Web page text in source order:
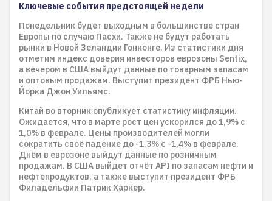
Ключевые события предстоящей недели
Понедельник будет выходным в большинстве стран
Европы по случаю Пасхи. Также не будут работать
рынки в Новой Зеландии Гонконге. Из статистики дня
отметим индекс доверия инвесторов еврозоны Sentix,
а вечером в США выйдут данные по товарным запасам
и оптовым продажам. Выступит президент ФРБ Нью-
Йорка Джон Уильямс.
Китай во вторник опубликует статистику инфляции.
Ожидается, что в марте рост цен ускорился до 1,9% с
1,0% в феврале. Цены производителей могли
сократить своё падение до -1,3% с -1,4% в феврале.
Днём в еврозоне выйдут данные по розничным
продажам. В США выйдет отчёт API по запасам нефти и
нефтепродуктов, а также выступит президент ФРБ
Филадельфии Патрик Харкер.